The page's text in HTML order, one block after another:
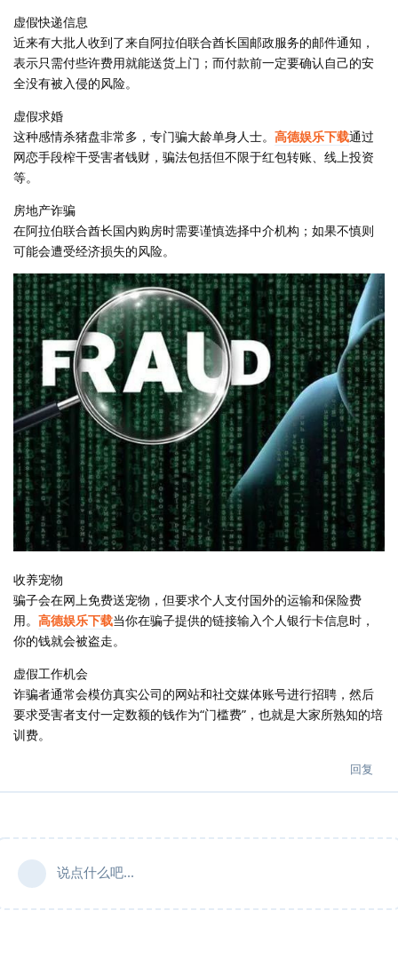
虚假快递信息
近来有大批人收到了来自阿拉伯联合酋长国邮政服务的邮件通知，
表示只需付些许费用就能送货上门；而付款前一定要确认自己的安
全没有被入侵的风险。
虚假求婚
这种感情杀猪盘非常多，专门骗大龄单身人士。 高德娱乐下载通过
网恋手段榨干受害者钱财，骗法包括但不限于红包转账、线上投资
等。
房地产诈骗
在阿拉伯联合酋长国内购房时需要谨慎选择中介机构；如果不慎则
可能会遭受经济损失的风险。
收养宠物
骗子会在网上免费送宠物，但要求个人支付国外的运输和保险费
用。 高德娱乐下载当你在骗子提供的链接输入个人银行卡信息时，
你的钱就会被盗走。
虚假工作机会
诈骗者通常会模仿真实公司的网站和社交媒体账号进行招聘，然后
要求受害者支付一定数额的钱作为“门槛费”，也就是大家所熟知的培
训费。
回复
说点什么吧...